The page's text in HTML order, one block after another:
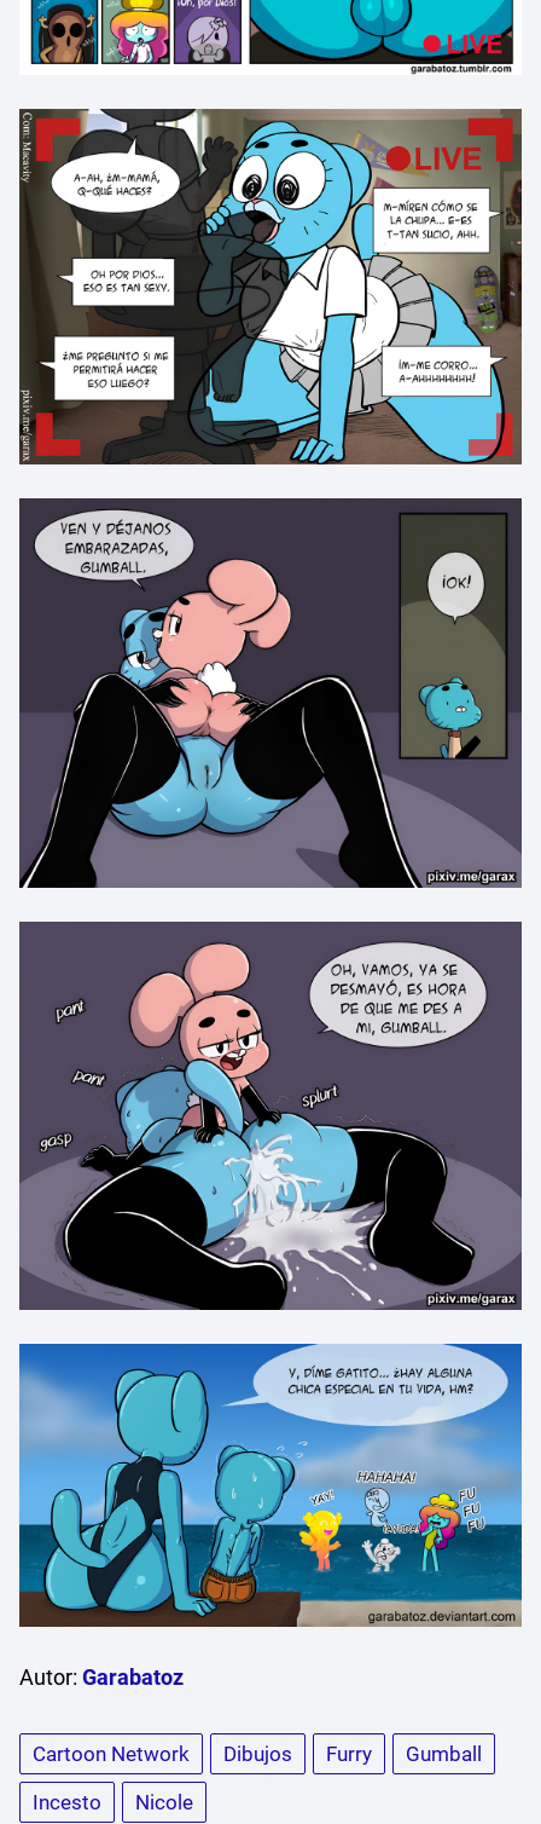
Autor: Garabatoz
Cartoon Network Dibujos Furry
Gumball
Incesto
Nicole